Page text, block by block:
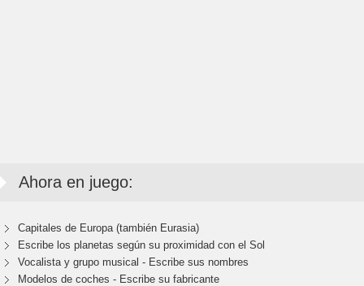
Ahora en juego:
Capitales de Europa (también Eurasia)
Escribe los planetas según su proximidad con el Sol
Vocalista y grupo musical - Escribe sus nombres
Modelos de coches - Escribe su fabricante